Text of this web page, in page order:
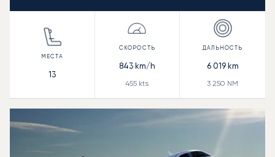
13
843km/h
455 kts
6 019km
3 250 NM